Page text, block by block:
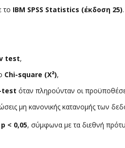
το IBM SPSS Statistics (έκδοση 25).
test,
Chi-square (Χ²),
test όταν πληρούνταν οι
μη κανονικής κατανομής των
p < 0,05, σύμφωνα με τα διεθνή